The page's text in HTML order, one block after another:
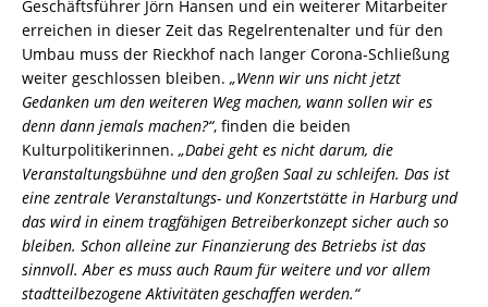
Geschäftsführer Jörn Hansen und ein weiterer Mitarbeiter
erreichen in dieser Zeit das Regelrentenalter und für den
Umbau muss der Rieckhof nach langer Corona-Schließung
weiter geschlossen bleiben. „Wenn wir uns nicht jetzt
Gedanken um den weiteren Weg machen, wann sollen wir es
denn dann jemals machen?“, finden die beiden
Kulturpolitikerinnen. „Dabei geht es nicht darum, die
Veranstaltungsbühne und den großen Saal zu schleifen. Das ist
eine zentrale Veranstaltungs- und Konzertstätte in Harburg und
das wird in einem tragfähigen Betreiberkonzept sicher auch so
bleiben. Schon alleine zur Finanzierung des Betriebs ist das
sinnvoll. Aber es muss auch Raum für weitere und vor allem
stadtteilbezogene Aktivitäten geschaffen werden.“